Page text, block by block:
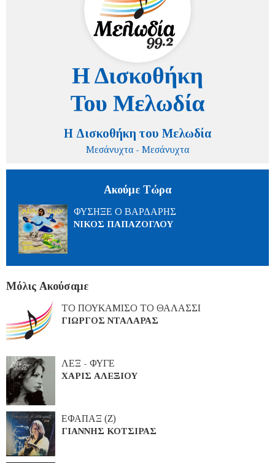
Η Δισκοθήκη του Μελωδία
Μεσάνυχτα - Μεσάνυχτα
Ακούμε Τώρα
ΦΥΣΗΞΕ Ο ΒΑΡΔΑΡΗΣ
ΝΙΚΟΣ ΠΑΠΑΖΟΓΛΟΥ
Μόλις Ακούσαμε
ΤΟ ΠΟΥΚΑΜΙΣΟ ΤΟ ΘΑΛΑΣΣΙ
ΓΙΩΡΓΟΣ ΝΤΑΛΑΡΑΣ
ΛΕΞ - ΦΥΓΕ
ΧΑΡΙΣ ΑΛΕΞΙΟΥ
ΕΦΑΠΑΞ (Ζ)
ΓΙΑΝΝΗΣ ΚΟΤΣΙΡΑΣ